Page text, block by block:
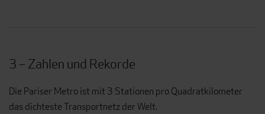
3 – Zahlen und Rekorde
Die Pariser Metro ist mit 3 Stationen pro Quadratkilometer
das dichteste Transportnetz der Welt.